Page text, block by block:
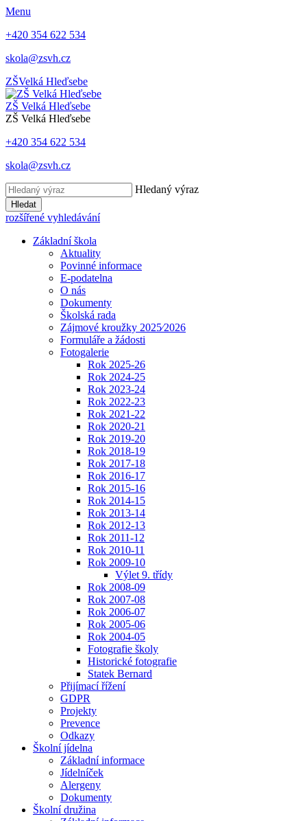
Menu
+420 354 622 534
skola@zsvh.cz
ZŠVelká Hleďsebe
ZŠ Velká Hleďsebe
ZŠ Velká Hleďsebe
+420 354 622 534
skola@zsvh.cz
Hledaný výraz
Hledat
rozšířené vyhledávání
Základní škola
Aktuality
Povinné informace
E-podatelna
O nás
Dokumenty
Školská rada
Zájmové kroužky 2025⁄2026
Formuláře a žádosti
Fotogalerie
Rok 2025-26
Rok 2024-25
Rok 2023-24
Rok 2022-23
Rok 2021-22
Rok 2020-21
Rok 2019-20
Rok 2018-19
Rok 2017-18
Rok 2016-17
Rok 2015-16
Rok 2014-15
Rok 2013-14
Rok 2012-13
Rok 2011-12
Rok 2010-11
Rok 2009-10
Výlet 9. třídy
Rok 2008-09
Rok 2007-08
Rok 2006-07
Rok 2005-06
Rok 2004-05
Fotografie školy
Historické fotografie
Statek Bernard
Přijímací řížení
GDPR
Projekty
Prevence
Odkazy
Školní jídelna
Základní informace
Jídelníček
Alergeny
Dokumenty
Školní družina